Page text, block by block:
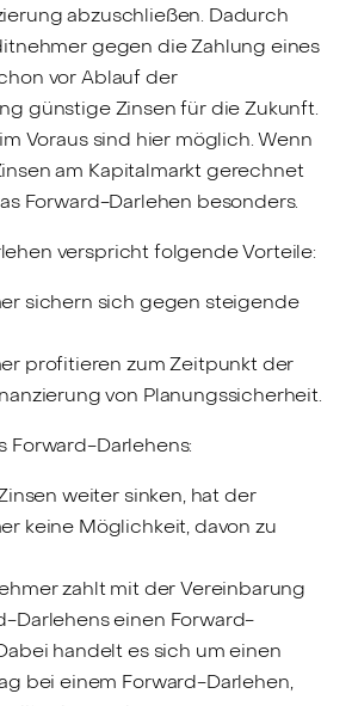
abzuschließen. Dadurch
gegen die Zahlung eines
vor Ablauf der
günstige Zinsen für die Zukunft.
Voraus sind hier möglich. Wenn
am Kapitalmarkt gerechnet
Forward-Darlehen besonders.
verspricht folgende Vorteile:
sichern sich gegen steigende
profitieren zum Zeitpunkt der
von Planungssicherheit.
Forward-Darlehens:
weiter sinken, hat der
keine Möglichkeit, davon zu
zahlt mit der Vereinbarung
Darlehens einen Forward-
handelt es sich um einen
bei einem Forward-Darlehen,